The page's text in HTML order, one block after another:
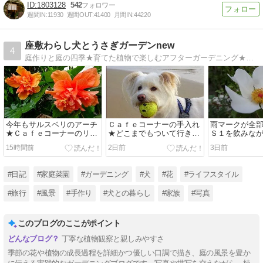
1803128 542
週間IN:11930 週間OUT:41400 月間IN:44220
4
座敷わらし犬とうさぎガーデンnew
庭作りと庭の四季★育てた植物で楽しむアフターガーデニング★庭の生き物と植物の世界の不思議★愛犬★旅行★散歩
今年もサルスベリのアーチ
★Ｃａｆｅコーナーのリニ
ューアル
15時間前
Ｃａｆｅコーナーの手入れ
★どこまでもついて行きま
2日前
雨マークが全
Ｓ１を飲みな
ア発根
3日前
#日記 #家庭菜園 #ガーデニング #犬 #花 #ライフスタイル
#旅行 #風景 #手作り #犬との暮らし #家族 #写真
このブログのここがポイント
丁寧な植物観察と親しみやすさ
季節の花や植物の成長過程を詳細かつ優しい口調で描き、庭の風景を豊か